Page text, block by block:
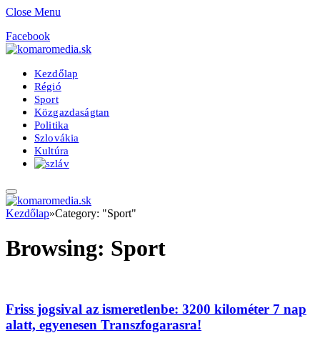
Close Menu
Facebook
Kezdőlap
Régió
Sport
Közgazdaságtan
Politika
Szlovákia
Kultúra
Kezdőlap»Category: "Sport"
Browsing: Sport
Friss jogsival az ismeretlenbe: 3200 kilométer 7 nap
alatt, egyenesen Transzfogarasra!